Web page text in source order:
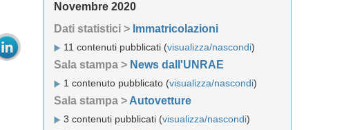
Novembre 2020
Dati statistici > Immatricolazioni
11 contenuti pubblicati (visualizza/nascondi)
Sala stampa > News dall'UNRAE
1 contenuto pubblicato (visualizza/nascondi)
Sala stampa > Autovetture
3 contenuti pubblicati (visualizza/nascondi)